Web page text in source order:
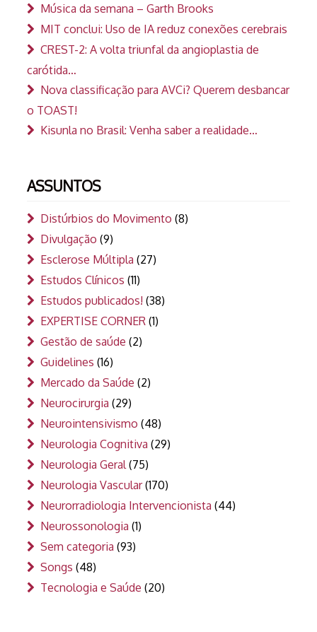
Música da semana – Garth Brooks
MIT conclui: Uso de IA reduz conexões cerebrais
CREST-2: A volta triunfal da angioplastia de
carótida…
Nova classificação para AVCi? Querem desbancar
o TOAST!
Kisunla no Brasil: Venha saber a realidade…
ASSUNTOS
Distúrbios do Movimento (8)
Divulgação (9)
Esclerose Múltipla (27)
Estudos Clínicos (11)
Estudos publicados! (38)
EXPERTISE CORNER (1)
Gestão de saúde (2)
Guidelines (16)
Mercado da Saúde (2)
Neurocirurgia (29)
Neurointensivismo (48)
Neurologia Cognitiva (29)
Neurologia Geral (75)
Neurologia Vascular(170)
Neurorradiologia Intervencionista (44)
Neurossonologia (1)
Sem categoria (93)
Songs (48)
Tecnologia e Saúde (20)